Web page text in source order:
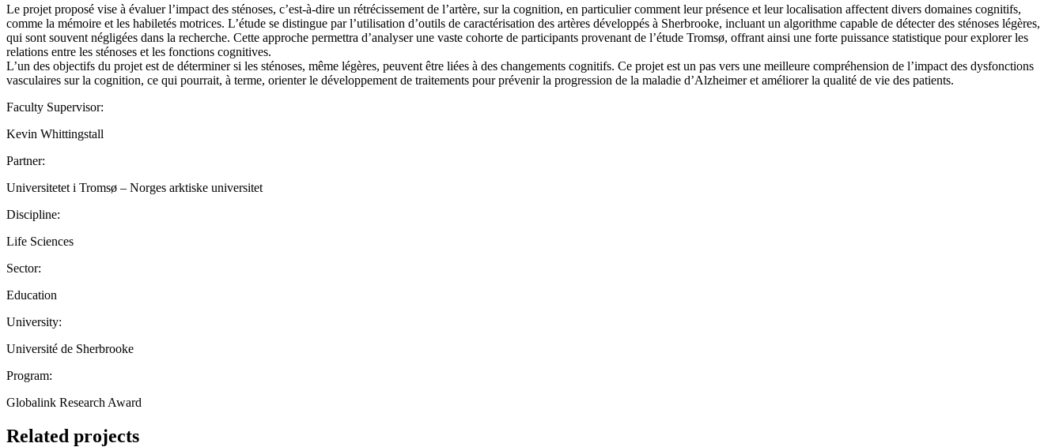
Le projet proposé vise à évaluer l’impact des sténoses, c’est-à-dire un rétrécissement de l’artère, sur la cognition, en particulier comment leur présence et leur localisation affectent divers domaines cognitifs,
comme la mémoire et les habiletés motrices. L’étude se distingue par l’utilisation d’outils de caractérisation des artères développés à Sherbrooke, incluant un algorithme capable de détecter des sténoses légères,
qui sont souvent négligées dans la recherche. Cette approche permettra d’analyser une vaste cohorte de participants provenant de l’étude Tromsø, offrant ainsi une forte puissance statistique pour explorer les
relations entre les sténoses et les fonctions cognitives.
L’un des objectifs du projet est de déterminer si les sténoses, même légères, peuvent être liées à des changements cognitifs. Ce projet est un pas vers une meilleure compréhension de l’impact des dysfonctions
vasculaires sur la cognition, ce qui pourrait, à terme, orienter le développement de traitements pour prévenir la progression de la maladie d’Alzheimer et améliorer la qualité de vie des patients.
Faculty Supervisor:
Kevin Whittingstall
Partner:
Universitetet i Tromsø – Norges arktiske universitet
Discipline:
Life Sciences
Sector:
Education
University:
Université de Sherbrooke
Program:
Globalink Research Award
Related projects